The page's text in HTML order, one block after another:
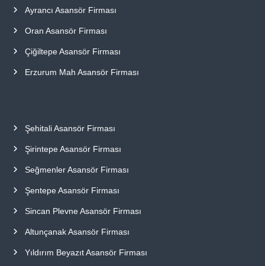
Ayrancı Asansör Firması
Oran Asansör Firması
Çiğiltepe Asansör Firması
Erzurum Mah Asansör Firması
Şehitali Asansör Firması
Şirintepe Asansör Firması
Seğmenler Asansör Firması
Şentepe Asansör Firması
Sincan Plevne Asansör Firması
Altunçanak Asansör Firması
Yıldırım Beyazıt Asansör Firması